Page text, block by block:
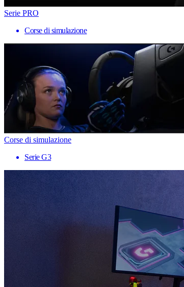
Serie PRO
Corse di simulazione
Corse di simulazione
Serie G3